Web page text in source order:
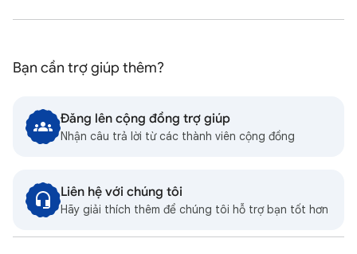
Bạn cần trợ giúp thêm?
Đăng lên cộng đồng trợ giúp
Nhận câu trả lời từ các thành viên cộng đồng
Liên hệ với chúng tôi
Hãy giải thích thêm để chúng tôi hỗ trợ bạn tốt hơn